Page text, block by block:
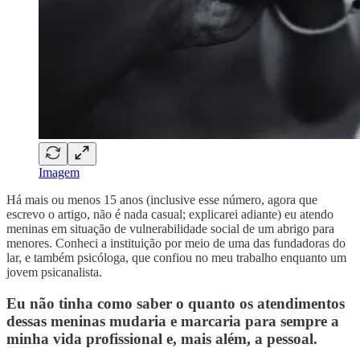
Imagem
Há mais ou menos 15 anos (inclusive esse número, agora que
escrevo o artigo, não é nada casual; explicarei adiante) eu atendo
meninas em situação de vulnerabilidade social de um abrigo para
menores. Conheci a instituição por meio de uma das fundadoras do
lar, e também psicóloga, que confiou no meu trabalho enquanto um
jovem psicanalista.
Eu não tinha como saber o quanto os atendimentos
dessas meninas mudaria e marcaria para sempre a
minha vida profissional e, mais além, a pessoal.